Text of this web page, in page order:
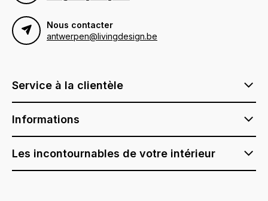
Nous contacter
antwerpen@livingdesign.be
Service à la clientèle
Informations
Les incontournables de votre intérieur